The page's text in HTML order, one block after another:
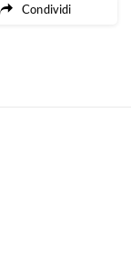
Condividi